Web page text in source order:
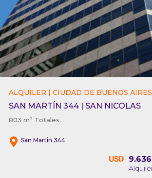
ALQUILER | CIUDAD DE BUENOS AIRES
SAN MARTÍN 344 | SAN NICOLAS
803 m² Totales
San Martin 344
9.636